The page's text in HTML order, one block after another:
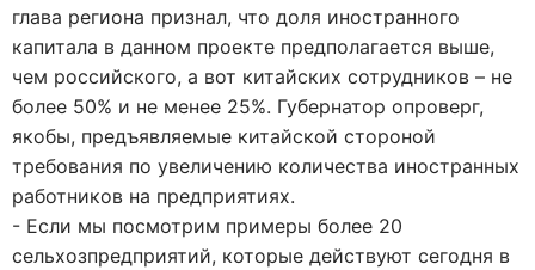
глава региона признал, что доля иностранного
капитала в данном проекте предполагается выше,
чем российского, а вот китайских сотрудников – не
более 50% и не менее 25%. Губернатор опроверг,
якобы, предъявляемые китайской стороной
требования по увеличению количества иностранных
работников на предприятиях.
- Если мы посмотрим примеры более 20
сельхозпредприятий, которые действуют сегодня в